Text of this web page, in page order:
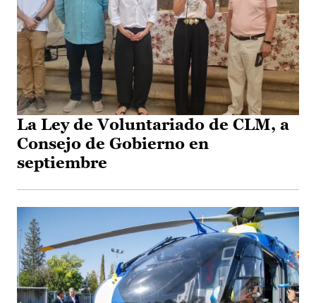
La Ley de Voluntariado de CLM, a
Consejo de Gobierno en
septiembre